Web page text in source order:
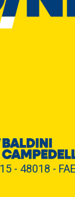
- 48018 -